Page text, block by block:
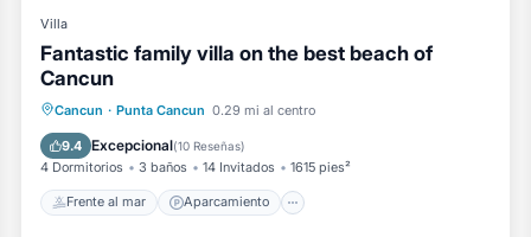
Villa
Fantastic family villa on the best beach of
Cancun
Cancun · Punta Cancun 0.29 mi al centro
9.4 Excepcional(10 Reseñas)
4 Dormitorios 3 baños 14 Invitados 1615 pies²
Frente al mar Aparcamiento
Frente al mar Aparcamiento
Vista al mar